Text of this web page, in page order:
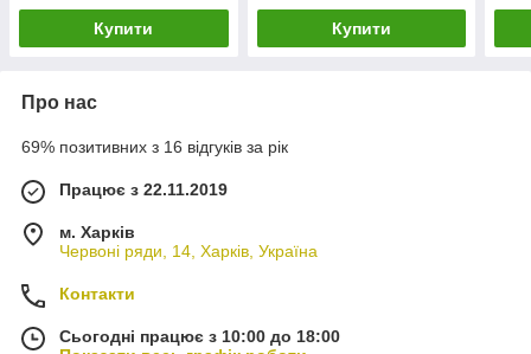
Купити Купити
Про нас
69% позитивних з 16 відгуків за рік
Працює з 22.11.2019
м. Харків
Червоні ряди, 14, Харків, Україна
Контакти
Сьогодні працює з 10:00 до 18:00